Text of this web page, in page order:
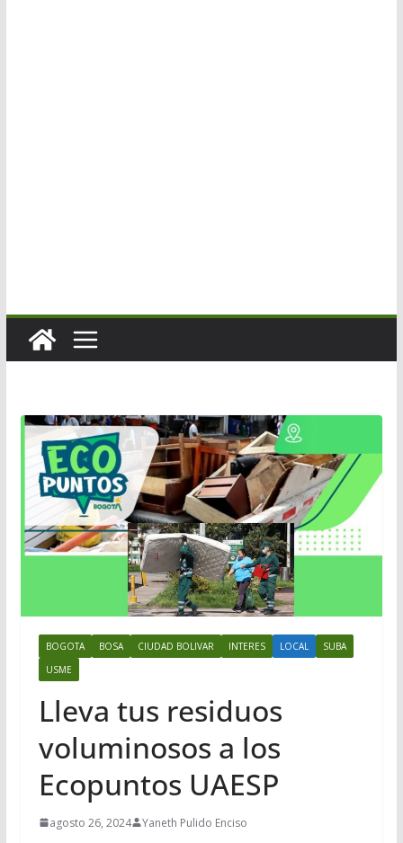
BOGOTA BOSA CIUDAD BOLIVAR INTERES LOCAL
SUBA
USME
Lleva tus residuos
voluminosos a los
Ecopuntos UAESP
agosto 26, 2024 Yaneth Pulido Enciso